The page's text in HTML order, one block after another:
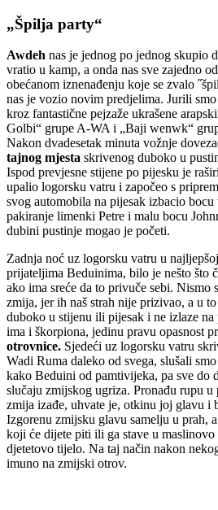
„Špilja party“
Awdeh nas je jednog po jednog skupio
vratio u kamp, a onda nas sve zajedno
obećanom iznenađenju koje se zvalo
nas je vozio novim predjelima. Jurili smo
kroz fantastične pejzaže ukrašene
Golbi“ grupe A-WA i „Baji wenwk“
Nakon dvadesetak minuta vožnje
tajnog mjesta skrivenog duboko u
Ispod prevjesne stijene po pijesku je
upalio logorsku vatru i započeo s
svog automobila na pijesak izbacio
pakiranje limenki Petre i malu bocu
dubini pustinje mogao je početi.
Zadnja noć uz logorsku vatru u
prijateljima Beduinima, bilo je nešto što
ako ima sreće da to privuče sebi. Nismo
zmija, jer ih naš strah nije prizivao, a u
duboko u stijenu ili pijesak i ne izlaze
ima i škorpiona, jedinu pravu opasnost
otrovnice. Sjedeći uz logorsku vatru
Wadi Ruma daleko od svega, slušali
kako Beduini od pamtivijeka, pa sve do
slučaju zmijskog ugriza. Pronađu rupu
zmija izađe, uhvate je, otkinu joj glavu i
Izgorenu zmijsku glavu samelju u prah,
koji će dijete piti ili ga stave u
djetetovo tijelo. Na taj način nakon
imuno na zmijski otrov.